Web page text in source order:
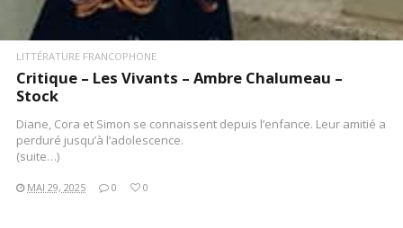
LITTÉRATURE FRANCOPHONE
Critique – Les Vivants – Ambre Chalumeau –
Stock
Diane, Cora et Simon se connaissent depuis l’enfance. Leur amitié a
perduré jusqu’à l’adolescence.
(suite…)
MAI 29, 2025 0 0